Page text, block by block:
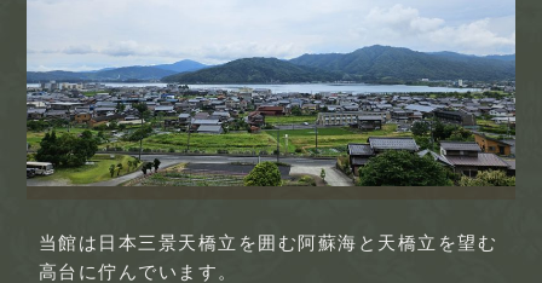
当館は日本三景天橋立を囲む阿蘇海と天橋立を望む
高台に佇んでいます。